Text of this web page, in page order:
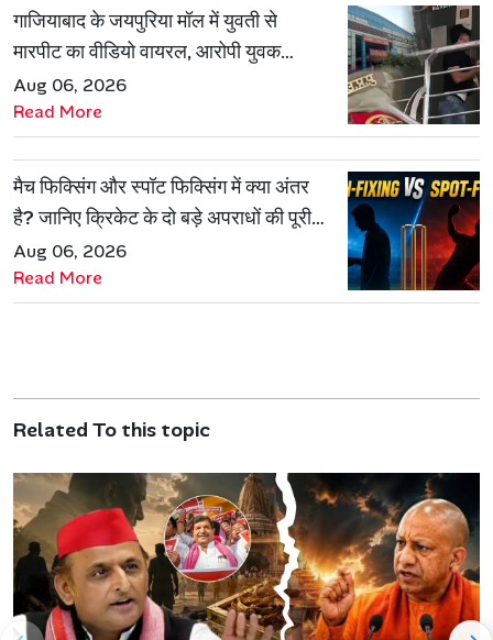
गाजियाबाद के जयपुरिया मॉल में युवती से
मारपीट का वीडियो वायरल, आरोपी युवक
हिरासत में
Aug 06, 2026
Read More
मैच फिक्सिंग और स्पॉट फिक्सिंग में क्या अंतर
है? जानिए क्रिकेट के दो बड़े अपराधों की पूरी
कहानी
Aug 06, 2026
Read More
Related To this topic